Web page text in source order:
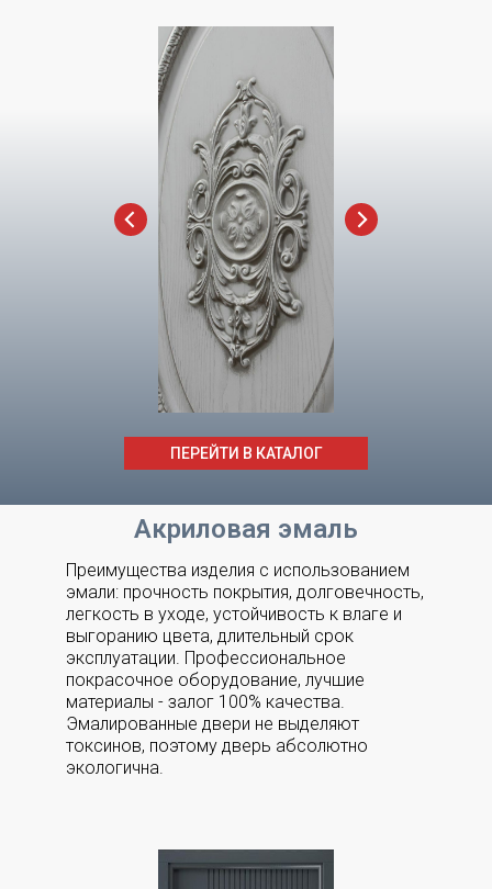
ПЕРЕЙТИ В КАТАЛОГ
Акриловая эмаль
Преимущества изделия с использованием
эмали: прочность покрытия, долговечность,
легкость в уходе, устойчивость к влаге и
выгоранию цвета, длительный срок
эксплуатации. Профессиональное
покрасочное оборудование, лучшие
материалы - залог 100% качества.
Эмалированные двери не выделяют
токсинов, поэтому дверь абсолютно
экологична.